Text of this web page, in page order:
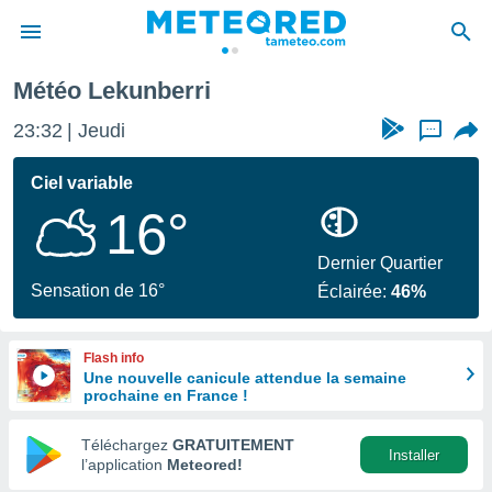
de
en
Météo Lekunberri
23:32 Jeudi ...
Ciel variable
16°
Sensation de 16°
Dernier Quartier
Éclairée:46%
Flash info
Une nouvelle canicule attendue la semaine
prochaine en France !
Téléchargez GRATUITEMENT
l’application Meteored!
Installer